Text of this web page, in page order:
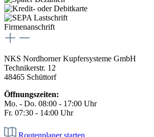
Firmenanschrift
NKS Nordhorner Kupfersysteme GmbH
Technikerstr. 12
48465 Schüttorf
Öffnungszeiten:
Mo. - Do. 08:00 - 17:00 Uhr
Fr. 07:30 - 14:00 Uhr